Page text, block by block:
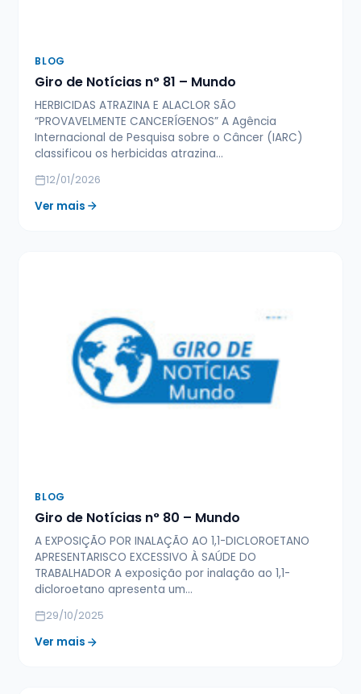
BLOG
Giro de Notícias n° 81 – Mundo
HERBICIDAS ATRAZINA E ALACLOR SÃO
“PROVAVELMENTE CANCERÍGENOS” A Agência
Internacional de Pesquisa sobre o Câncer (IARC)
classificou os herbicidas atrazina…
12/01/2026
Ver mais
BLOG
Giro de Notícias n° 80 – Mundo
A EXPOSIÇÃO POR INALAÇÃO AO 1,1-DICLOROETANO
APRESENTARISCO EXCESSIVO À SAÚDE DO
TRABALHADOR A exposição por inalação ao 1,1-
dicloroetano apresenta um…
29/10/2025
Ver mais